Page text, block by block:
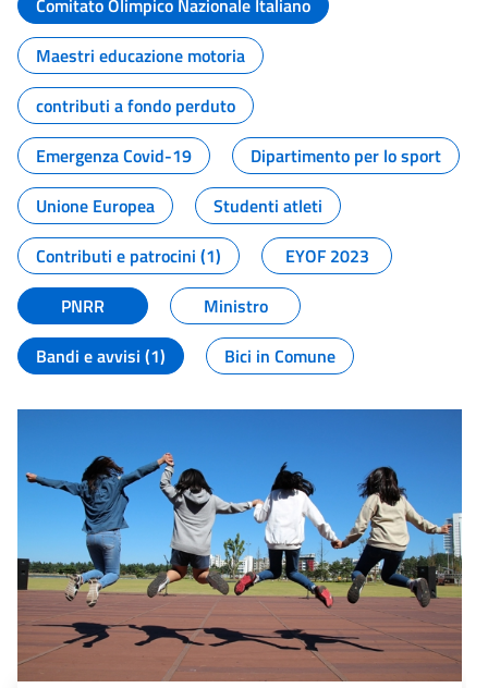
Comitato Olimpico Nazionale Italiano
Maestri educazione motoria
contributi a fondo perduto
Emergenza Covid-19
Dipartimento per lo sport
Unione Europea
Studenti atleti
Contributi e patrocini (1)
EYOF 2023
PNRR
Ministro
Bandi e avvisi (1)
Bici in Comune